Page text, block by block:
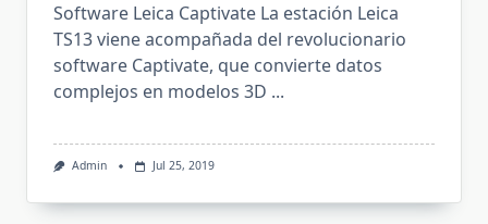
Software Leica Captivate La estación Leica
TS13 viene acompañada del revolucionario
software Captivate, que convierte datos
complejos en modelos 3D ...
Admin Jul 25, 2019